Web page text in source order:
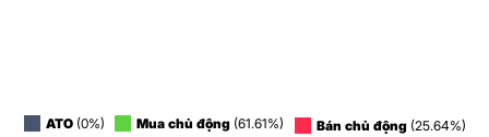
ATO (0%) Mua chủ động (61.61%) Bán chủ động (25.64%)